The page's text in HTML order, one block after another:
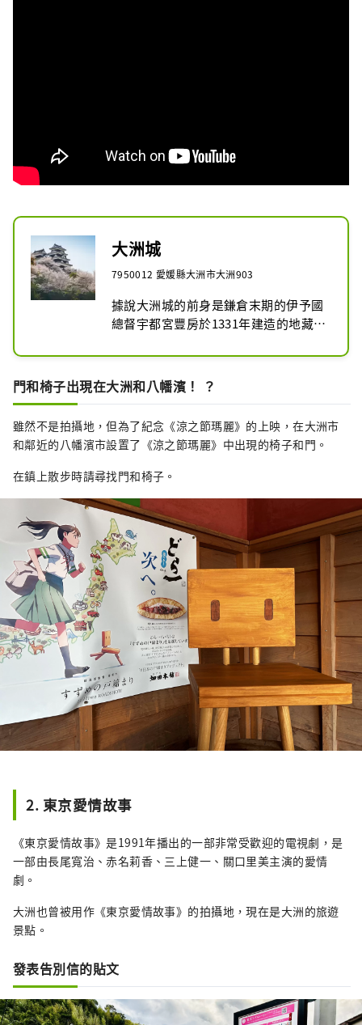
大洲城
7950012 愛媛縣大洲市大洲903
據說大洲城的前身是鎌倉末期的伊予國
總督宇都宮豐房於1331年建造的地藏岳
後，動盪的時代平息下來，在被稱為城
堡建造大師的藤堂高虎和脅坂泰晴時
代，城下町開始形成。後來加藤貞康成
所有權恢復為止。
明治時代，天守閣因年久失修於1888年
被拆除。現在的天守閣於 2004 年在居
年進行了修復。戰後復原的四層木造天
守閣是日本第一座，高19.15m，為日
本最高。
門和椅子出現在大洲和八幡濱！ ？
雖然不是拍攝地，但為了紀念《涼之節瑪麗》的上映，在大洲市
和鄰近的八幡濱市設置了《涼之節瑪麗》中出現的椅子和門。
在鎮上散步時請尋找門和椅子。
2. 東京愛情故事
《東京愛情故事》是1991年播出的一部非常受歡迎的電視劇，是
一部由長尾寬治、赤名莉香、三上健一、關口里美主演的愛情
劇。
大洲也曾被用作《東京愛情故事》的拍攝地，現在是大洲的旅遊
景點。
發表告別信的貼文